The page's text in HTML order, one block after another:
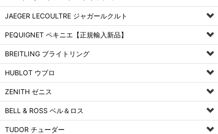
JAEGER LECOULTRE ジャガールクルト
PEQUIGNET ペキニエ【正規輸入新品】
BREITLING ブライトリング
HUBLOT ウブロ
ZENITH ゼニス
BELL & ROSS ベル＆ロス
TUDOR チューダー